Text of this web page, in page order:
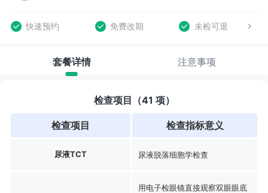
快速预约 免费改期 未检可退
套餐详情 注意事项
检查项目（41 项）
检查项目 检查指标意义
尿液TCT 尿液脱落细胞学检查
用电子检眼镜直接观察双眼眼底